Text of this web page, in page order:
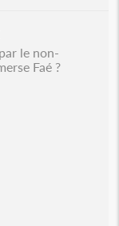
le non-
Faé ?